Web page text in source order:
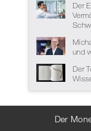
Der
und
Der
Der